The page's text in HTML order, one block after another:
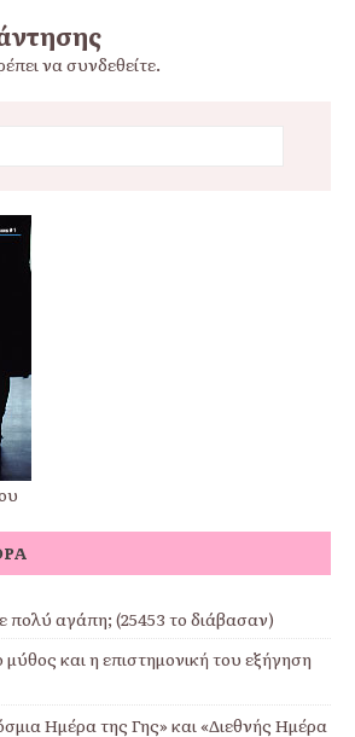
να συνδεθείτε.
αγάπη; (25453 το διάβασαν)
και η επιστημονική του εξήγηση
Ημέρα της Γης» και «Διεθνής Ημέρα